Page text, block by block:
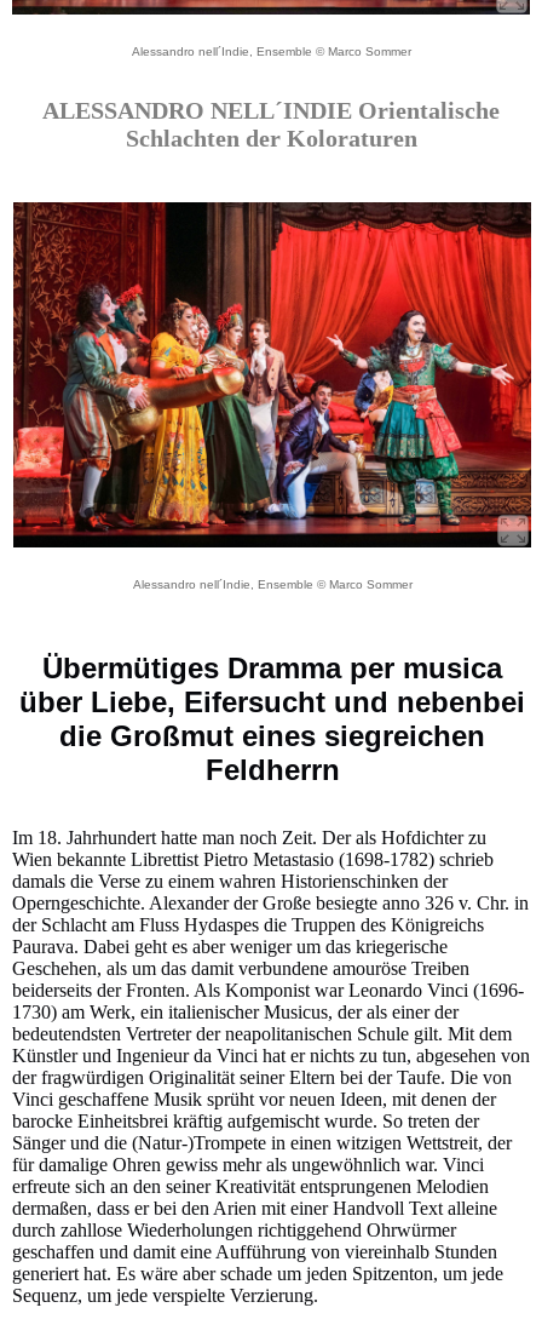
Alessandro nell´Indie, Ensemble © Marco Sommer
ALESSANDRO NELL´INDIE Orientalische
Schlachten der Koloraturen
Alessandro nell´Indie, Ensemble © Marco Sommer
Übermütiges Dramma per musica
über Liebe, Eifersucht und nebenbei
die Großmut eines siegreichen
Feldherrn
Im 18. Jahrhundert hatte man noch Zeit. Der als Hofdichter zu
Wien bekannte Librettist Pietro Metastasio (1698-1782) schrieb
damals die Verse zu einem wahren Historienschinken der
Operngeschichte. Alexander der Große besiegte anno 326 v. Chr. in
der Schlacht am Fluss Hydaspes die Truppen des Königreichs
Paurava. Dabei geht es aber weniger um das kriegerische
Geschehen, als um das damit verbundene amouröse Treiben
beiderseits der Fronten. Als Komponist war Leonardo Vinci (1696-
1730) am Werk, ein italienischer Musicus, der als einer der
bedeutendsten Vertreter der neapolitanischen Schule gilt. Mit dem
Künstler und Ingenieur da Vinci hat er nichts zu tun, abgesehen von
der fragwürdigen Originalität seiner Eltern bei der Taufe. Die von
Vinci geschaffene Musik sprüht vor neuen Ideen, mit denen der
barocke Einheitsbrei kräftig aufgemischt wurde. So treten der
Sänger und die (Natur-)Trompete in einen witzigen Wettstreit, der
für damalige Ohren gewiss mehr als ungewöhnlich war. Vinci
erfreute sich an den seiner Kreativität entsprungenen Melodien
dermaßen, dass er bei den Arien mit einer Handvoll Text alleine
durch zahllose Wiederholungen richtiggehend Ohrwürmer
geschaffen und damit eine Aufführung von viereinhalb Stunden
generiert hat. Es wäre aber schade um jeden Spitzenton, um jede
Sequenz, um jede verspielte Verzierung.